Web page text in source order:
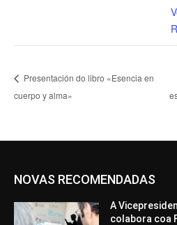
Presentación do libro «Esencia en
cuerpo y alma»
NOVAS RECOMENDADAS
A
colabora coa